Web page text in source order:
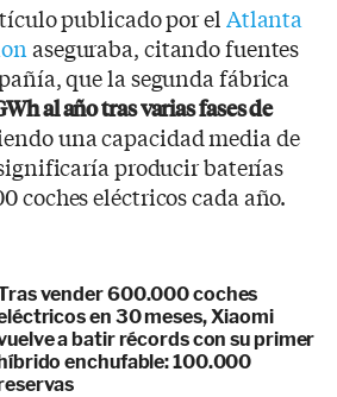
publicado por el Atlanta
aseguraba, citando fuentes
que la segunda fábrica
al año tras varias fases de
una capacidad media de
producir baterías
coches eléctricos cada año.
vender 600.000 coches
en 30 meses, Xiaomi
a batir récords con su primer
enchufable: 100.000